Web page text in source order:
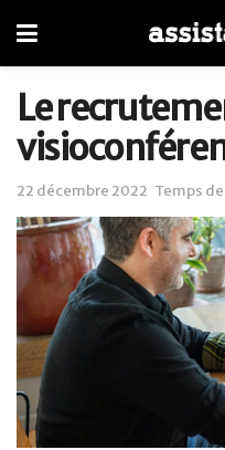
Le
22 décembre 2022 Temps